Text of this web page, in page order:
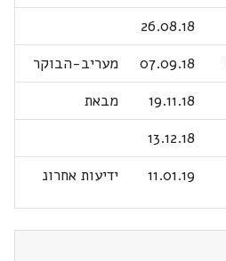
26.08.18
07.09.18
מעריב-הבוקר
19.11.18
מבאת
13.12.18
11.01.19 ידיעות אחרונ